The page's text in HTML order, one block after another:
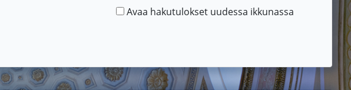
Avaa hakutulokset uudessa ikkunassa